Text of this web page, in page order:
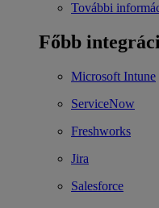
További
Főbb
Microsoft Intune
ServiceNow
Freshworks
Jira
Salesforce